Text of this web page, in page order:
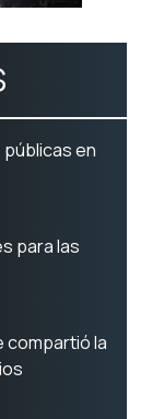
en
para las
compartió la